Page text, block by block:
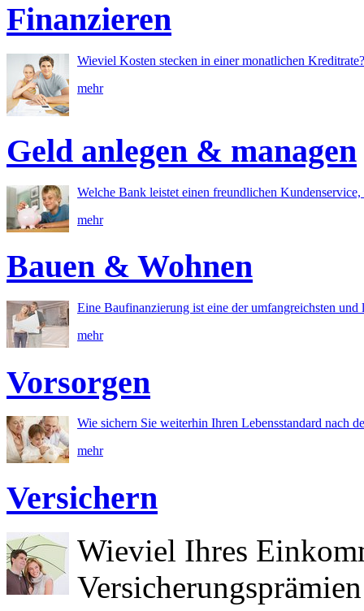
Finanzieren
Wieviel Kosten stecken in einer monatlichen
mehr
Geld anlegen & managen
Welche Bank leistet einen freundlichen
mehr
Bauen & Wohnen
Eine Baufinanzierung ist eine der umfangreichsten
mehr
Vorsorgen
Wie sichern Sie weiterhin Ihren Lebensstandard nach
mehr
Versichern
Wieviel Ihres